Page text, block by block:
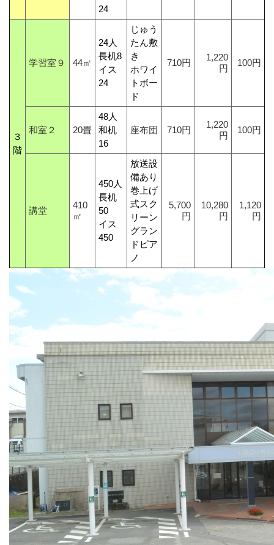
24
３
階
学習室９ 44㎡
24人
長机8
イス
24
じゅう
たん敷
き
ホワイ
トボー
ド
710円
1,220
円
100円
和室２ 20畳
48人
和机
16
座布団 710円
1,220
円
100円
講堂
410
㎡
450人
長机
50
イス
450
放送設
備あり
巻上げ
式スク
リーン
グラン
ドピア
ノ
5,700
円
10,280
円
1,120
円